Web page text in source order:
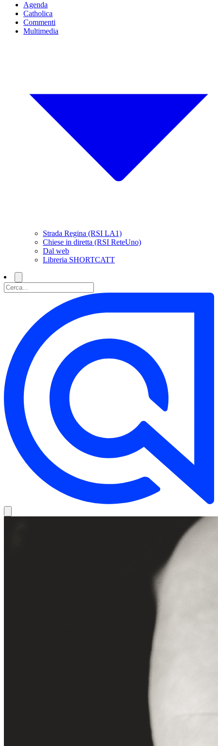
Agenda
Catholica
Commenti
Multimedia
Strada Regina (RSI LA1)
Chiese in diretta (RSI ReteUno)
Dal web
Libreria SHORTCATT